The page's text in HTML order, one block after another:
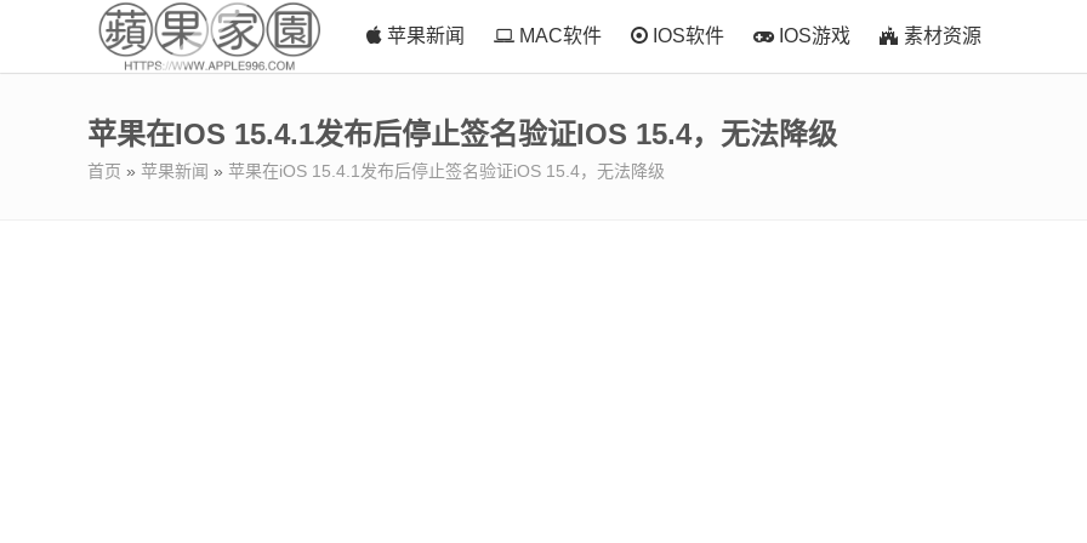
苹果新闻 MAC软件 IOS软件 IOS游戏 素材资源
苹果在iOS 15.4.1发布后停止签名验证iOS 15.4，无法降级
首页 » 苹果新闻 » 苹果在iOS 15.4.1发布后停止签名验证iOS 15.4，无法降级